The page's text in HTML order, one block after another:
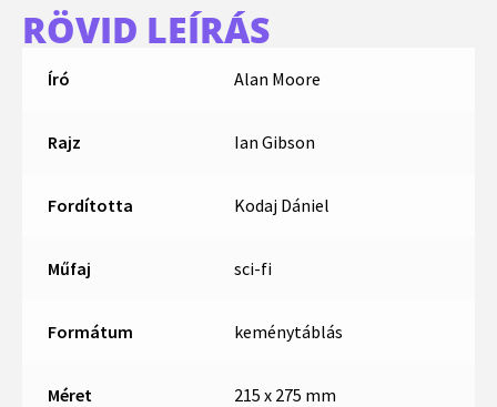
RÖVID LEÍRÁS
Író Alan Moore
Rajz Ian Gibson
Fordította Kodaj Dániel
Műfaj sci-fi
Formátum keménytáblás
Méret 215 x 275 mm